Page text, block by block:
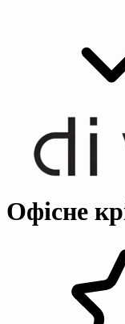
Офісне